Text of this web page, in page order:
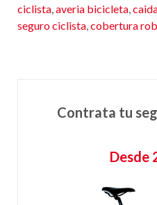
ciclista,averia bicicleta,
seguro ciclista,cobertura
Contrata tu
Desde